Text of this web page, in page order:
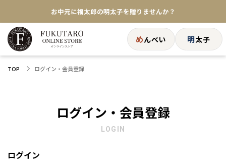
お中元に福太郎の明太子を贈りませんか？
★めんべい25周年記念商品が登場★
【色々な味を試したい方へ】ポストイン！めんべい
めんべい 明太子
TOP ログイン・会員登録
ログイン・会員登録
LOGIN
ログイン